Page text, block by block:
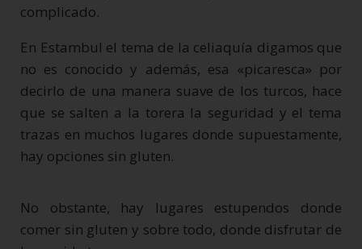
complicado.
En Estambul el tema de la celiaquía digamos que
no es conocido y además, esa «picaresca» por
decirlo de una manera suave de los turcos, hace
que se salten a la torera la seguridad y el tema
trazas en muchos lugares donde supuestamente,
hay opciones sin gluten.
No obstante, hay lugares estupendos donde
comer sin gluten y sobre todo, donde disfrutar de